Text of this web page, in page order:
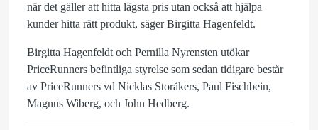
när det gäller att hitta lägsta pris utan också att hjälpa
kunder hitta rätt produkt, säger Birgitta Hagenfeldt.
Birgitta Hagenfeldt och Pernilla Nyrensten utökar
PriceRunners befintliga styrelse som sedan tidigare består
av PriceRunners vd Nicklas Storåkers, Paul Fischbein,
Magnus Wiberg, och John Hedberg.